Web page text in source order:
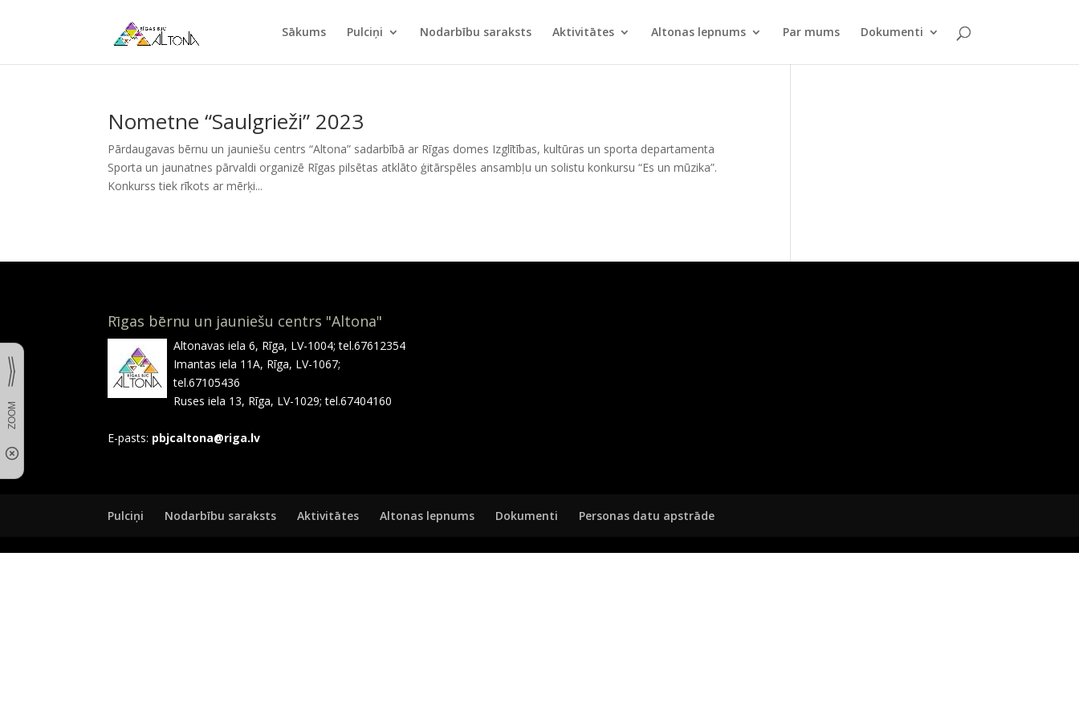
Sākums Pulciņi Nodarbību saraksts Aktivitātes Altonas lepnums Par mums Dokumenti
Nometne “Saulgrieži” 2023
Pārdaugavas bērnu un jauniešu centrs “Altona” sadarbībā ar Rīgas domes Izglītības, kultūras un sporta departamenta
Sporta un jaunatnes pārvaldi organizē Rīgas pilsētas atklāto ģitārspēles ansambļu un solistu konkursu “Es un mūzika”.
Konkurss tiek rīkots ar mērķi...
Rīgas bērnu un jauniešu centrs "Altona"
Altonavas iela 6, Rīga, LV-1004; tel.67612354
Imantas iela 11A, Rīga, LV-1067;
tel.67105436
Ruses iela 13, Rīga, LV-1029; tel.67404160
E-pasts: pbjcaltona@riga.lv
Pulciņi Nodarbību saraksts Aktivitātes Altonas lepnums Dokumenti Personas datu apstrāde